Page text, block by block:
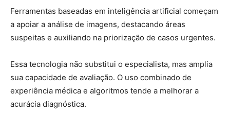
Ferramentas baseadas em inteligência artificial começam
a apoiar a análise de imagens, destacando áreas
suspeitas e auxiliando na priorização de casos urgentes.
Essa tecnologia não substitui o especialista, mas amplia
sua capacidade de avaliação. O uso combinado de
experiência médica e algoritmos tende a melhorar a
acurácia diagnóstica.